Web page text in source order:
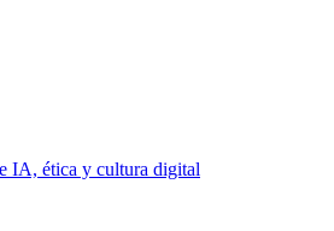
IA, ética y cultura digital